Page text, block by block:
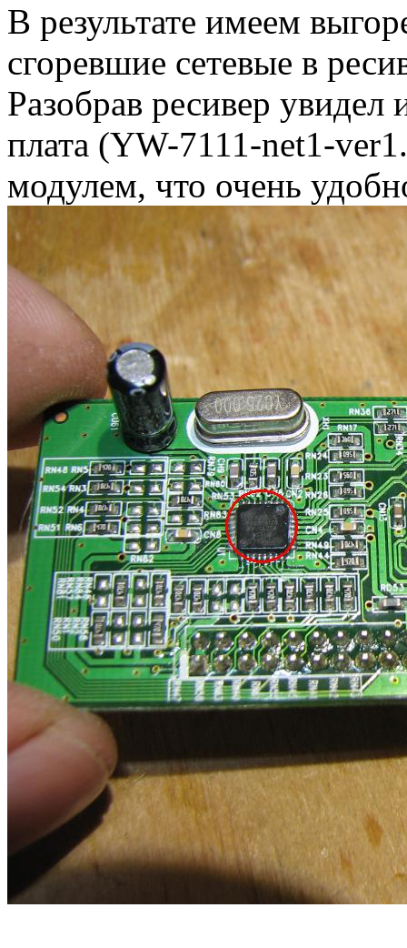
В результате имеем
сгоревшие сетевые в
Разобрав ресивер увидел
плата (YW-7111-net1-
модулем, что очень